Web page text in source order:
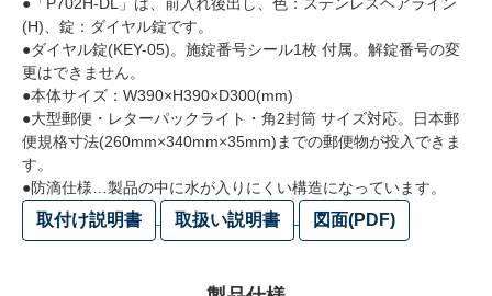
(H)、錠：ダイヤル錠です。
●ダイヤル錠(KEY-05)。施錠番号シール1枚 付属。解錠番号の変
更はできません。
●本体サイズ：W390×H390×D300(mm)
●大型郵便・レターパックライト・角2封筒 サイズ対応。日本郵
便規格寸法(260mm×340mm×35mm)までの郵便物が投入できま
す。
●防滴仕様…製品の中に水が入りにくい構造になっています。
取付け説明書 取扱い説明書 図面(PDF)